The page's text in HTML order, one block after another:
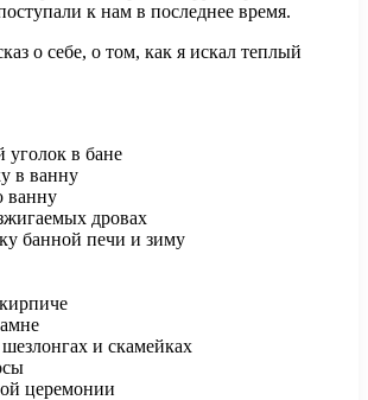
к нам в последнее время.
о себе, о том, как я искал теплый
в бане
в ванну
ванну
дровах
банной печи и зиму
и скамейках
церемонии